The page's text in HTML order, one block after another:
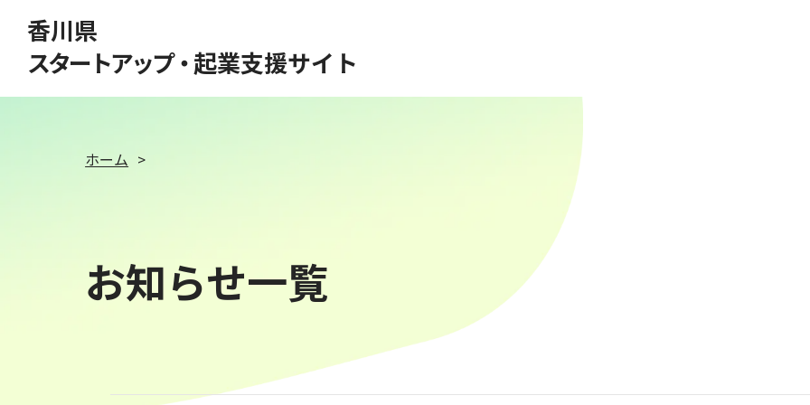
香川県
スタートアップ・起業支援サイト
ホーム
お知らせ一覧